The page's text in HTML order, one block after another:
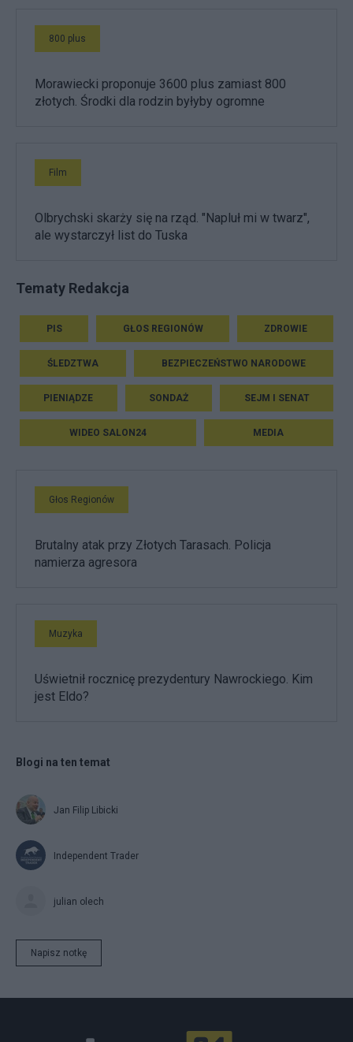
800 plus
Morawiecki proponuje 3600 plus zamiast 800
złotych. Środki dla rodzin byłyby ogromne
Film
Olbrychski skarży się na rząd. "Napluł mi w twarz",
ale wystarczył list do Tuska
Tematy Redakcja
PIS GŁOS REGIONÓW ZDROWIE
ŚLEDZTWA BEZPIECZEŃSTWO NARODOWE
PIENIĄDZE SONDAŻ SEJM I SENAT
WIDEO SALON24 MEDIA
Głos Regionów
Brutalny atak przy Złotych Tarasach. Policja
namierza agresora
Muzyka
Uświetnił rocznicę prezydentury Nawrockiego. Kim
jest Eldo?
Blogi na ten temat
Jan Filip Libicki
Independent Trader
julian olech
Napisz notkę